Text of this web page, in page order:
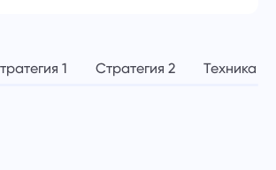
1 Стратегия 2 Техника